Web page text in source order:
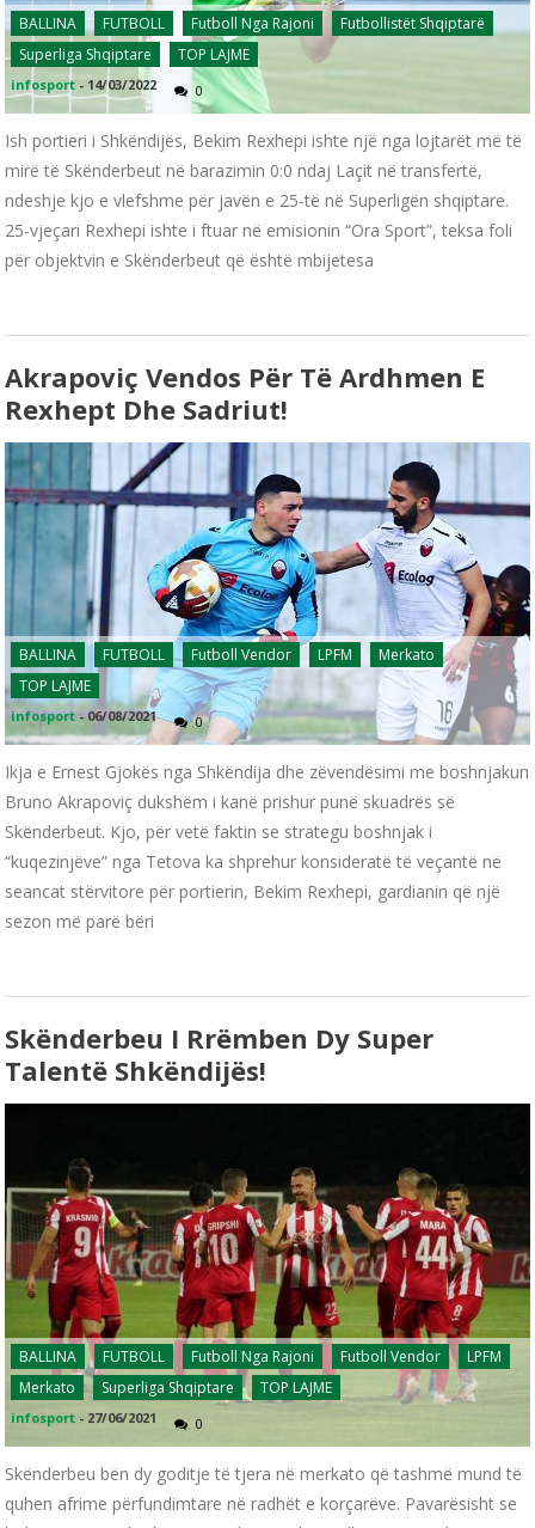
BALLINA FUTBOLL Futboll Nga Rajoni
Futbollistët Shqiptarë
Superliga Shqiptare
TOP LAJME
infosport - 14/03/2022 0
Ish portieri i Shkëndijës, Bekim Rexhepi ishte një nga lojtarët më të
mirë të Skënderbeut në barazimin 0:0 ndaj Laçit në transfertë,
ndeshje kjo e vlefshme për javën e 25-të në Superligën shqiptare.
25-vjeçari Rexhepi ishte i ftuar në emisionin “Ora Sport”, teksa foli
për objektvin e Skënderbeut që është mbijetesa
Akrapoviç Vendos Për Të Ardhmen E
Rexhept Dhe Sadriut!
BALLINA FUTBOLL Futboll Vendor LPFM
Merkato
TOP LAJME
infosport -06/08/2021 0
Ikja e Ernest Gjokës nga Shkëndija dhe zëvendësimi me boshnjakun
Bruno Akrapoviç dukshëm i kanë prishur punë skuadrës së
Skënderbeut. Kjo, për vetë faktin se strategu boshnjak i
“kuqezinjëve” nga Tetova ka shprehur konsideratë të veçantë në
seancat stërvitore për portierin, Bekim Rexhepi, gardianin që një
sezon më parë bëri
Skënderbeu I Rrëmben Dy Super
Talentë Shkëndijës!
BALLINA FUTBOLL Futboll Nga Rajoni Futboll Vendor
LPFM
Merkato
Superliga Shqiptare TOP LAJME
infosport - 27/06/2021 0
Skënderbeu bën dy goditje të tjera në merkato që tashmë mund të
quhen afrime përfundimtare në radhët e korçarëve. Pavarësisht se